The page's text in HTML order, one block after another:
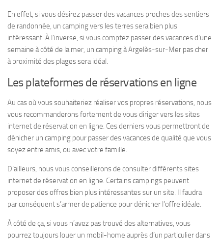
En effet, si vous désirez passer des vacances proches des sentiers
de randonnée, un camping vers les terres sera bien plus
intéressant. À l’inverse, si vous comptez passer des vacances d’une
semaine à côté de la mer, un camping à Argelès-sur-Mer pas cher
à proximité des plages sera idéal.
Les plateformes de réservations en ligne
Au cas où vous souhaiteriez réaliser vos propres réservations, nous
vous recommanderons fortement de vous diriger vers les sites
internet de réservation en ligne. Ces derniers vous permettront de
dénicher un camping pour passer des vacances de qualité que vous
soyez entre amis, ou avec votre famille.
D’ailleurs, nous vous conseillerons de consulter différents sites
internet de réservation en ligne. Certains campings peuvent
proposer des offres bien plus intéressantes sur un site. Il faudra
par conséquent s’armer de patience pour dénicher l’offre idéale.
À côté de ça, si vous n’avez pas trouvé des alternatives, vous
pourrez toujours louer un mobil-home auprès d’un particulier dans